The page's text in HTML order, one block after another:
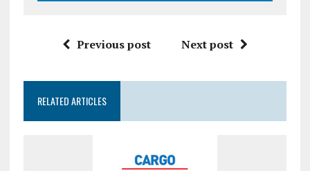
Previous post Next post
RELATED ARTICLES